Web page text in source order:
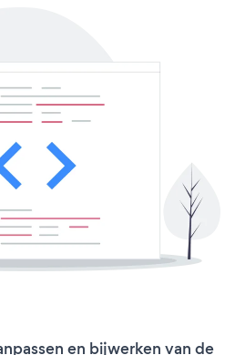
en bijwerken van de